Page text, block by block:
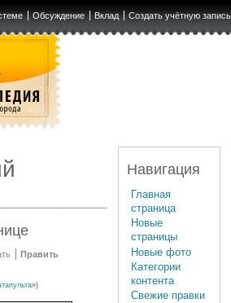
Обсуждение Вклад Создать учётную запись
Править
»)
Навигация
Главная
страница
Новые
страницы
Новые фото
Категории
контента
Свежие правки